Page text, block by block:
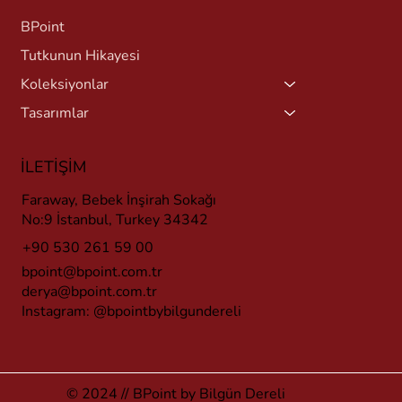
BPoint
Tutkunun Hikayesi
Koleksiyonlar
Tasarımlar
İLETİŞİM
Faraway, Bebek İnşirah Sokağı
No:9 İstanbul, Turkey 34342
+90 530 261 59 00
bpoint@bpoint.com.tr
derya@bpoint.com.tr
Instagram: @bpointbybilgundereli
© 2024 // BPoint by Bilgün Dereli